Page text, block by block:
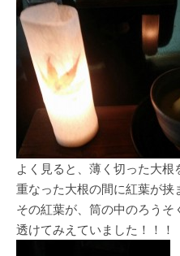
よく見ると、薄く切った大根
重なった大根の間に紅葉が挟
その紅葉が、筒の中のろうそ
透けてみえていました！！！